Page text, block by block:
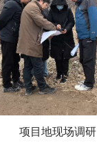
项目地现场调研